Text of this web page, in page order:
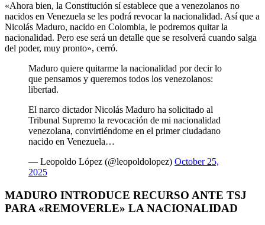
«Ahora bien, la Constitución sí establece que a venezolanos no
nacidos en Venezuela se les podrá revocar la nacionalidad. Así que a
Nicolás Maduro, nacido en Colombia, le podremos quitar la
nacionalidad. Pero ese será un detalle que se resolverá cuando salga
del poder, muy pronto», cerró.
Maduro quiere quitarme la nacionalidad por decir lo
que pensamos y queremos todos los venezolanos:
libertad.
El narco dictador Nicolás Maduro ha solicitado al
Tribunal Supremo la revocación de mi nacionalidad
venezolana, convirtiéndome en el primer ciudadano
nacido en Venezuela…
— Leopoldo López (@leopoldolopez) October 25,
2025
MADURO INTRODUCE RECURSO ANTE TSJ
PARA «REMOVERLE» LA NACIONALIDAD